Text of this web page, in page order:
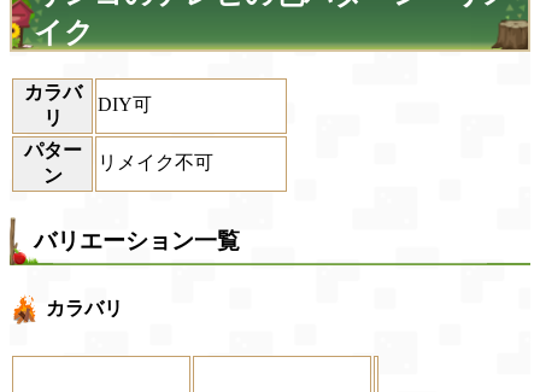
イク
カラバ
リ
DIY可
パター
ン
リメイク不可
バリエーション一覧
カラバリ